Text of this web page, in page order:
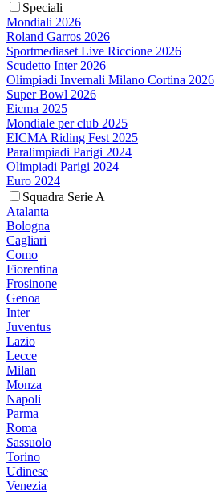
Speciali
Mondiali 2026
Roland Garros 2026
Sportmediaset Live Riccione 2026
Scudetto Inter 2026
Olimpiadi Invernali Milano Cortina 2026
Super Bowl 2026
Eicma 2025
Mondiale per club 2025
EICMA Riding Fest 2025
Paralimpiadi Parigi 2024
Olimpiadi Parigi 2024
Euro 2024
Squadra Serie A
Atalanta
Bologna
Cagliari
Como
Fiorentina
Frosinone
Genoa
Inter
Juventus
Lazio
Lecce
Milan
Monza
Napoli
Parma
Roma
Sassuolo
Torino
Udinese
Venezia